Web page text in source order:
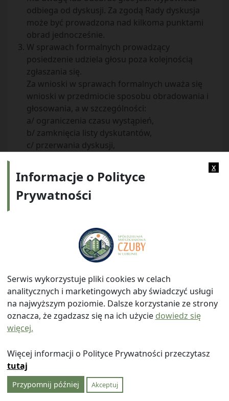
odbiega od dyskusji. Za zgodą Rady dyskusja
może być prowadzona nad kilkoma punktami
obrad jednocześnie.
W sprawach formalnych prowadzący
posiedzenie udziela głosu poza kolejnością
zgłaszania się.
Za wnioski w sprawach formalnych uważa się
wnioski w przedmiocie sposobu obradowania i
głosowania, a w szczególności:
a/ ograniczenia czasu wystąpień,
b/ zamknięcia listy dyskutantów,
c/ przerwania dyskusji,
e/ kolejności i sposobie uchwalania wniosków,
f/ zarządzania przerw w obradach,
h/ przerwania obrad.
W dyskusji nad wnioskiem formalnym
jeden przeciw wnioskowi, przy czym za głos
popierający uważa się wystąpienie osoby
zgłaszającej ten wniosek.
zgłaszane ustnie. Na prośbę prowadzącego
posiedzenie Rady wnioski i oświadczenia należy
składać na piśmie.
Decyzje Rady powinny mieć formę uchwał. W
sprawach, w których Rada wykonuje uprawnienia
kontrolno-nadzorcze, podejmuje ona uchwały w
formie zaleceń i wniosków kierowanych do
x
Informacje o Polityce
Prywatności
Serwis wykorzystuje pliki cookies w celach
analitycznych i marketingowych aby świadczyć usługi
na najwyższym poziomie. Dalsze korzystanie ze strony
oznacza, że zgadzasz się na ich użycie dowiedz się
więcej.
Więcej informacji o Polityce Prywatności przeczytasz
tutaj
Przypomnij później Akceptuj